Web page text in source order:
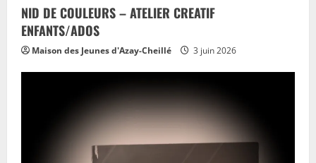
NID DE COULEURS – ATELIER CREATIF
ENFANTS/ADOS
Maison des Jeunes d'Azay-Cheillé 3 juin 2026